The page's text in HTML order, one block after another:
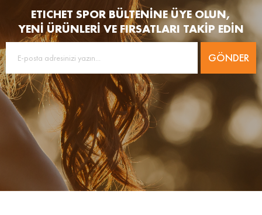
ETICHET SPOR BÜLTENİNE ÜYE OLUN,
YENİ ÜRÜNLERİ VE FIRSATLARI TAKİP EDİN
GÖNDER